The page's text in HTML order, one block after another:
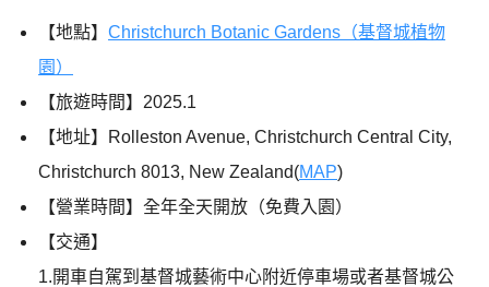
【地點】 Christchurch Botanic Gardens（基督城植物
園）
【旅遊時間】 2025.1
【地址】Rolleston Avenue, Christchurch Central City,
Christchurch 8013, New Zealand(MAP)
【營業時間】全年全天開放（免費入園）
【交通】
1.開車自駕到基督城藝術中心附近停車場或者基督城公